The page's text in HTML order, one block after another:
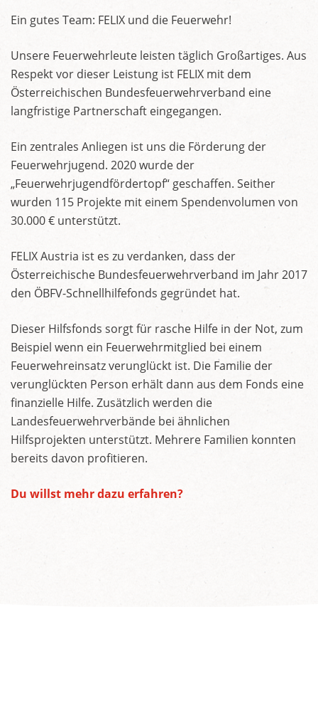
Ein gutes Team: FELIX und die Feuerwehr!
Unsere Feuerwehrleute leisten täglich Großartiges. Aus
Respekt vor dieser Leistung ist FELIX mit dem
Österreichischen Bundesfeuerwehrverband eine
langfristige Partnerschaft eingegangen.
Ein zentrales Anliegen ist uns die Förderung der
Feuerwehrjugend. 2020 wurde der
„Feuerwehrjugendfördertopf“ geschaffen. Seither
wurden 115 Projekte mit einem Spendenvolumen von
30.000 € unterstützt.
FELIX Austria ist es zu verdanken, dass der
Österreichische Bundesfeuerwehrverband im Jahr 2017
den ÖBFV-Schnellhilfefonds gegründet hat.
Dieser Hilfsfonds sorgt für rasche Hilfe in der Not, zum
Beispiel wenn ein Feuerwehrmitglied bei einem
Feuerwehreinsatz verunglückt ist. Die Familie der
verunglückten Person erhält dann aus dem Fonds eine
finanzielle Hilfe. Zusätzlich werden die
Landesfeuerwehrverbände bei ähnlichen
Hilfsprojekten unterstützt. Mehrere Familien konnten
bereits davon profitieren.
Du willst mehr dazu erfahren?